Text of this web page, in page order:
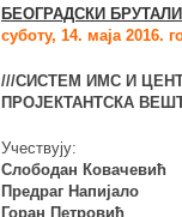
БЕОГРАДСКИ
суботу, 14. маја 2016.
///СИСТЕМ ИМС И
ПРОЈЕКТАНТСКА
Учествују:
Слободан Ковачевић
Предраг Напијало
Горан Петровић